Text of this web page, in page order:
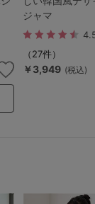
ジャマ
（27件）
￥3,949 (税込)